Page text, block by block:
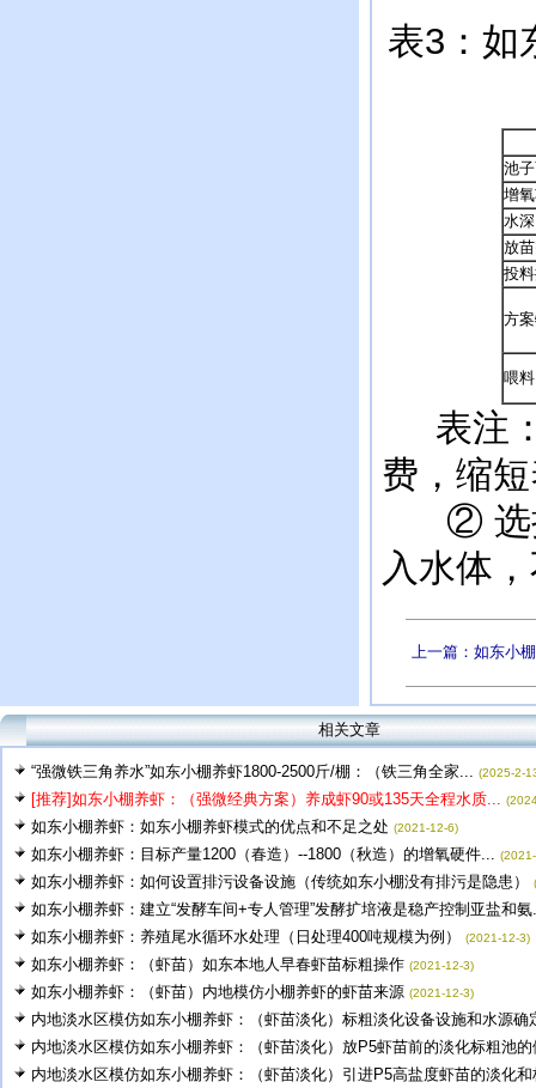
表3：如
池
增
水深
放
投
方
喂料
表注：
费，缩
② 选择
入水体
上一篇：如东小
相关文章
“强微铁三角养水”如东小棚养虾1800-2500斤/棚：（铁三角全家... (2025-2-
[推荐]如东小棚养虾：（强微经典方案）养成虾90或135天全程水质...
如东小棚养虾：如东小棚养虾模式的优点和不足之处 (2021-12-6)
如东小棚养虾：目标产量1200（春造）--1800（秋造）的增氧硬件...
如东小棚养虾：如何设置排污设备设施（传统如东小棚没有排污是隐患）
如东小棚养虾：建立“发酵车间+专人管理”发酵扩培液是稳产控制亚盐和
如东小棚养虾：养殖尾水循环水处理（日处理400吨规模为例）
(2021-12-3)
如东小棚养虾：（虾苗）如东本地人早春虾苗标粗操作 (2021-12-3)
如东小棚养虾：（虾苗）内地模仿小棚养虾的虾苗来源 (2021-12-3)
内地淡水区模仿如东小棚养虾：（虾苗淡化）标粗淡化设备设施和水源确
内地淡水区模仿如东小棚养虾：（虾苗淡化）放P5虾苗前的淡化标粗池
内地淡水区模仿如东小棚养虾：（虾苗淡化）引进P5高盐度虾苗的淡化